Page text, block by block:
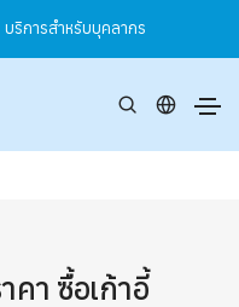
บริการสำหรับบุคลากร
คา ซื้อเก้าอี้